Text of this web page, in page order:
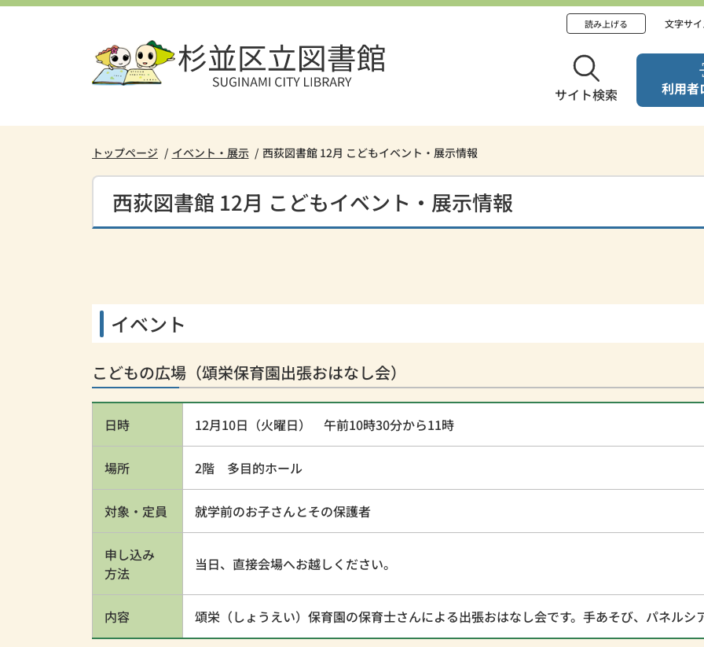
本
プ
読み上げる 文字サ
サイト検索 利用者
トップページ イベント・展示 西荻図書館 12月 こどもイベント・展示情報
西荻図書館 12月 こどもイベント・展示情報
イベント
こどもの広場（頌栄保育園出張おはなし会）
日時 12月10日（火曜日） 午前10時30分から11時
場所 2階 多目的ホール
対象・定員 就学前のお子さんとその保護者
申し込み
方法
当日、直接会場へお越しください。
内容 頌栄（しょうえい）保育園の保育士さんによる出張おはなし会です。手あそび、パネル